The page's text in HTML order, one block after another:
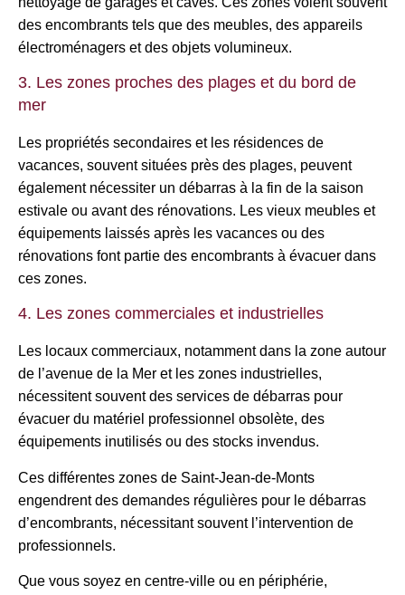
des encombrants tels que des meubles, des appareils
électroménagers et des objets volumineux.
3. Les zones proches des plages et du bord de
mer
Les propriétés secondaires et les résidences de
vacances, souvent situées près des plages, peuvent
également nécessiter un débarras à la fin de la saison
estivale ou avant des rénovations. Les vieux meubles et
équipements laissés après les vacances ou des
rénovations font partie des encombrants à évacuer dans
ces zones.
4. Les zones commerciales et industrielles
Les locaux commerciaux, notamment dans la zone autour
de l’avenue de la Mer et les zones industrielles,
nécessitent souvent des services de débarras pour
évacuer du matériel professionnel obsolète, des
équipements inutilisés ou des stocks invendus.
Ces différentes zones de Saint-Jean-de-Monts
engendrent des demandes régulières pour le débarras
d’encombrants, nécessitant souvent l’intervention de
professionnels.
Que vous soyez en centre-ville ou en périphérie,